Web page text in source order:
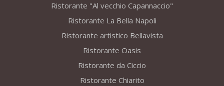
Ristorante "Al vecchio Capannaccio"
Ristorante La Bella Napoli
Ristorante artistico Bellavista
Ristorante Oasis
Ristorante da Ciccio
Ristorante Chiarito